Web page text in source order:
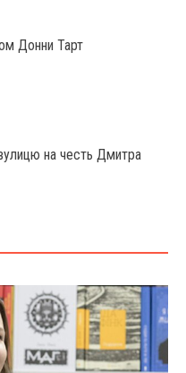
Донни Тарт
на честь Дмитра